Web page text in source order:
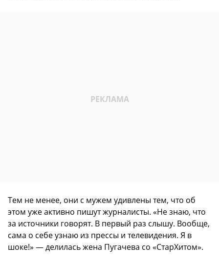
Тем не менее, они с мужем удивлены тем, что об
этом уже активно пишут журналисты. «Не знаю, что
за источники говорят. В первый раз слышу. Вообще,
сама о себе узнаю из прессы и телевидения. Я в
шоке!» — делилась жена Пугачева со «СтарХитом».